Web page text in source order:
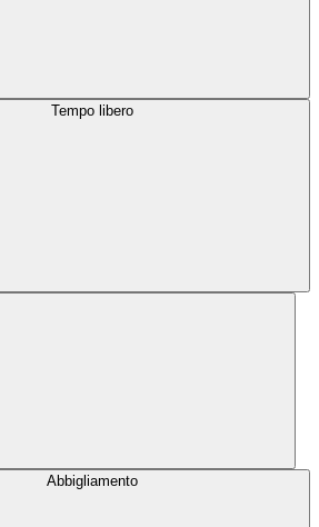
Tempo libero
Abbigliamento